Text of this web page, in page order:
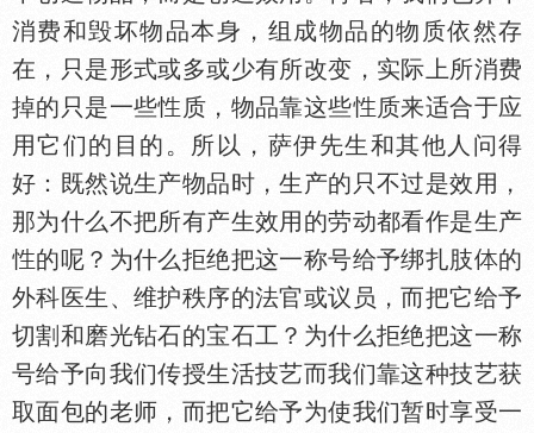
消费和毁坏物品本身，组成物品的物质依然存
在，只是形式或多或少有所改变，实际上所消费
掉的只是一些
质，物品靠这些
质来适合于应
用它们的目的。所以，萨伊先生和其他人问得
好：既然说生产物品时，生产的只不过是效用，
那为什么不把所有产生效用的劳动都看作是生产
的呢？为什么拒绝把这一称号给予绑扎肢
的
外科医生、维护秩序的法官或议员，而把它给予
切割和磨光钻石的宝石工？为什么拒绝把这一称
号给予向我们传授生活技艺而我们靠这种技艺获
取面包的老师，而把它给予为使我们暂时享受一